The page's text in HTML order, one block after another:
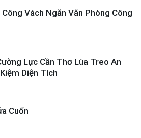
Vách Ngăn Văn Phòng Công
Lực Cần Thơ Lùa Treo An
Diện Tích
Cuốn